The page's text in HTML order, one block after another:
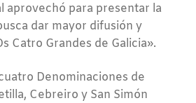
aprovechó para presentar la
dar mayor difusión y
Catro Grandes de Galicia».
Denominaciones de
Cebreiro y San Simón